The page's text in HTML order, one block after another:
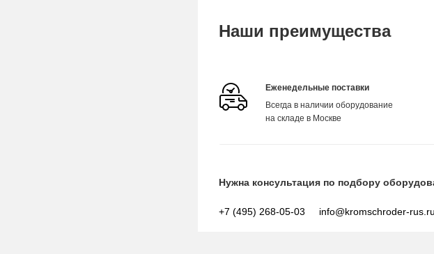
Наши преимущества
Еженедельные поставки
Всегда в наличии оборудование
на складе в Москве
Нужна консультация по подбору
+7 (495) 268-05-03 info@kromschroder-rus.ru